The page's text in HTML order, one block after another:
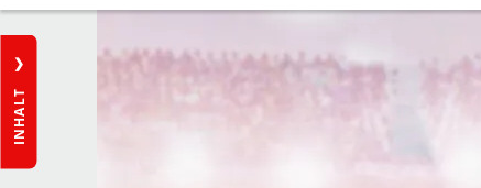
INHALT